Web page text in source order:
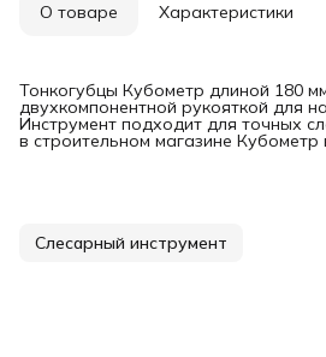
О товаре Характеристики
Тонкогубцы Кубометр длиной 180
двухкомпонентной рукояткой для
Инструмент подходит для точных
в строительном магазине
Слесарный инструмент